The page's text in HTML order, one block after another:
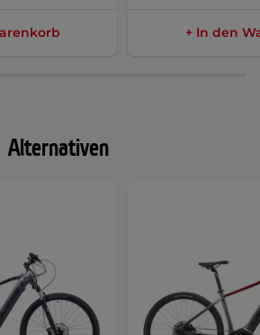
+ In den
Alternativen